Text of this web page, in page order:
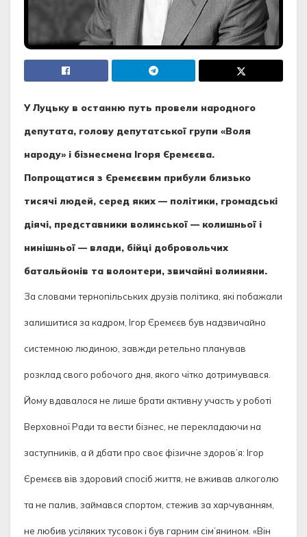
У Луцьку в останню путь провели народного
депутата, голову депутатської групи «Воля
народу» і бізнесмена Ігоря Єремєєва.
Попрощатися з Єремєєвим прибули близько
тисячі людей, серед яких — політики, громадські
діячі, представники волинської — колишньої і
нинішньої — влади, бійці добровольчих
батальйонів та волонтери, звичайні волиняни.
За словами тернопільських друзів політика, які побажали
залишитися за кадром, Ігор Єремєєв був надзвичайно
системною людиною, завжди ретельно планував
розклад свого робочого дня, якого чітко дотримувався.
Йому вдавалося не лише брати активну участь у роботі
Верховної Ради та вести бізнес, не перекладаючи на
заступників, а й дбати про своє фізичне здоров’я: Ігор
Єремєєв вів здоровий спосіб життя, не вживав алкоголю
та не палив, займався спортом, стежив за харчуванням,
не любив усіляких тусовок і був гарним сім’янином. «Він